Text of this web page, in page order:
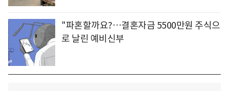
"파혼할까요?…결혼자금 5500만원 주식으
로 날린 예비신부